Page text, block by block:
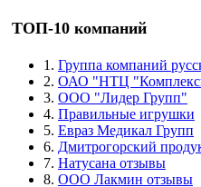
ТОП-10 компаний
1. Группа компаний
2. ОАО "НТЦ
3. ООО "Лидер Групп"
4. Правильные игрушки
5. Евраз Медикал Групп
6. Дмитрогорский
7. Натусана отзывы
8. ООО Лакмин отзывы